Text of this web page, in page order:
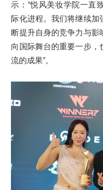
示：“悦风美妆学院一直
际化进程。我们将继续
断提升自身的竞争力与
向国际舞台的重要一步，
流的成果”。